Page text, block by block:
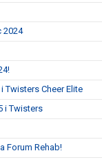
2024
Cheer Elite
i Twisters
Forum Rehab!